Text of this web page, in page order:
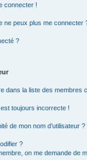
connecter !
ne peux plus me connecter
?
dans la liste des membres
est toujours incorrecte !
de mon nom d’utilisateur ?
?
on me demande de